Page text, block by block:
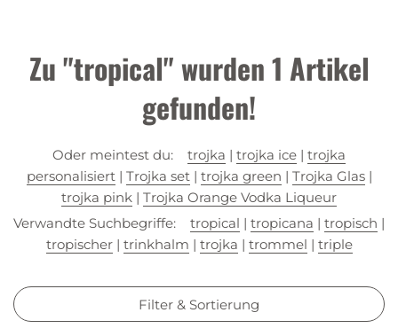
Zu "tropical" wurden1 Artikel
gefunden!
Oder meintest du: trojka | trojka ice | trojka
personalisiert| Trojka set| trojka green | Trojka Glas|
trojka pink | Trojka Orange Vodka Liqueur
Verwandte Suchbegriffe:
tropical | tropicana | tropisch |
tropischer| trinkhalm | trojka | trommel | triple
Filter & Sortierung